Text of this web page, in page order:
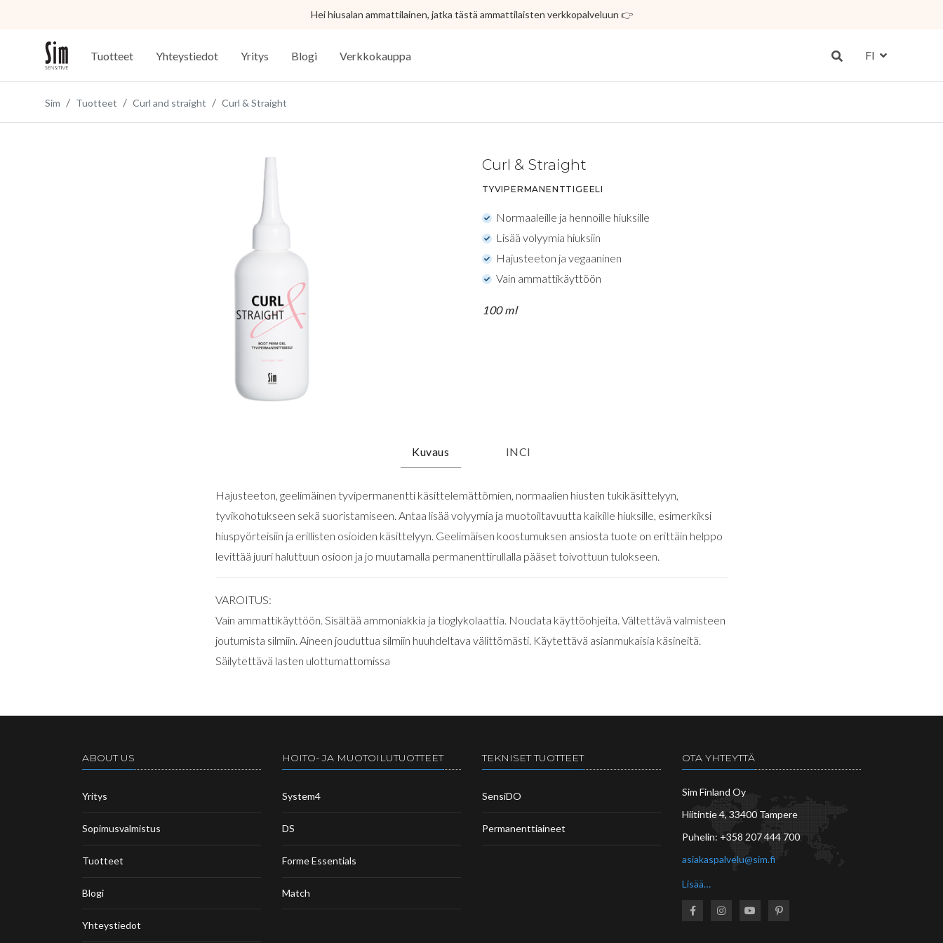
Hei hiusalan ammattilainen, jatka tästä ammattilaisten verkkopalveluun 👉
Tuotteet Yhteystiedot Yritys Blogi Verkkokauppa FI
Sim Tuotteet Curl and straight Curl & Straight
Curl & Straight
TYVIPERMANENTTIGEELI
Normaaleille ja hennoille hiuksille
Lisää volyymia hiuksiin
Hajusteeton ja vegaaninen
Vain ammattikäyttöön
100 ml
Kuvaus INCI
Hajusteeton, geelimäinen tyvipermanentti käsittelemättömien, normaalien hiusten tukikäsittelyyn,
tyvikohotukseen sekä suoristamiseen. Antaa lisää volyymia ja muotoiltavuutta kaikille hiuksille, esimerkiksi
hiuspyörteisiin ja erillisten osioiden käsittelyyn. Geelimäisen koostumuksen ansiosta tuote on erittäin helppo
levittää juuri haluttuun osioon ja jo muutamalla permanenttirullalla pääset toivottuun tulokseen.
VAROITUS:
Vain ammattikäyttöön. Sisältää ammoniakkia ja tioglykolaattia. Noudata käyttöohjeita. Vältettävä valmisteen
joutumista silmiin. Aineen jouduttua silmiin huuhdeltava välittömästi. Käytettävä asianmukaisia käsineitä.
Säilytettävä lasten ulottumattomissa
ABOUT US
Yritys
Sopimusvalmistus
Tuotteet
Blogi
Yhteystiedot
HOITO- JA MUOTOILUTUOTTEET
System4
DS
Forme Essentials
Match
TEKNISET TUOTTEET
SensiDO
Permanenttiaineet
OTA YHTEYTTÄ
Sim Finland Oy
Hiitintie 4, 33400 Tampere
Puhelin: +358 207 444 700
asiakaspalvelu@sim.fi
Lisää…